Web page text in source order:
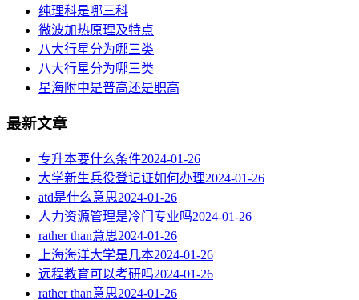
纯理科是哪三科
微波加热原理及特点
八大行星分为哪三类
八大行星分为哪三类
星海附中是普高还是职高
最新文章
专升本要什么条件2024-01-26
大学新生兵役登记证如何办理2024-01-26
atd是什么意思2024-01-26
人力资源管理是冷门专业吗2024-01-26
rather than意思2024-01-26
上海海洋大学是几本2024-01-26
远程教育可以考研吗2024-01-26
rather than意思2024-01-26